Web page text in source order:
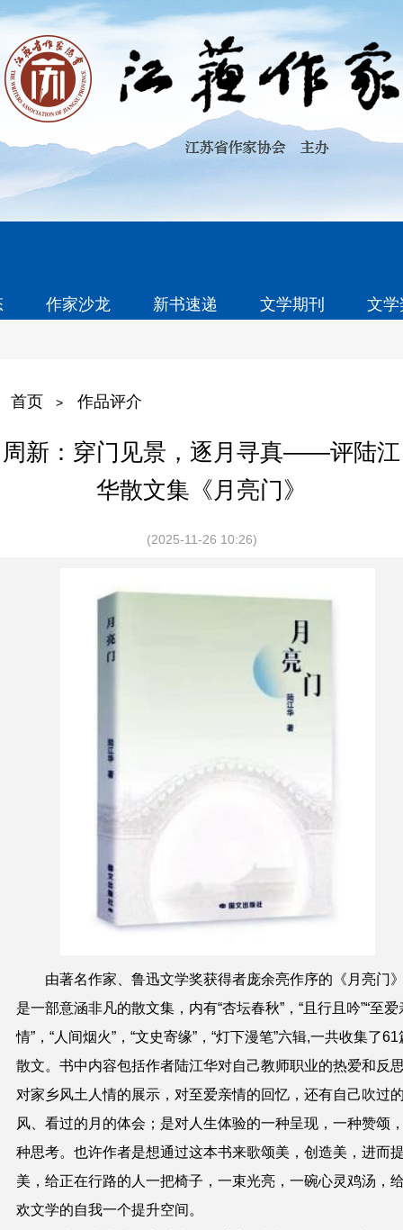
作家沙龙 新书速递 文学期刊 文
首页 > 作品评介
周新：穿门见景，逐月寻真——评陆江
华散文集《月亮门》
(2025-11-26 10:26)
由著名作家、鲁迅文学奖获得者庞余亮作序的《月亮门
是一部意涵非凡的散文集，内有“杏坛春秋”，“且行且吟”“至爱
情”，“人间烟火”，“文史寄缘”，“灯下漫笔”六辑,一共收集了61
散文。书中内容包括作者陆江华对自己教师职业的热爱和反
对家乡风土人情的展示，对至爱亲情的回忆，还有自己吹过
风
看过的月的体会 ； 是对人生体验的一种呈现，一种赞颂
种思考。也许作者是想通过这本书来歌颂美，创造美，进而
美，给正在行路的人一把椅子，一束光亮，一碗心灵鸡汤，
欢文学的自我一个提升空间。